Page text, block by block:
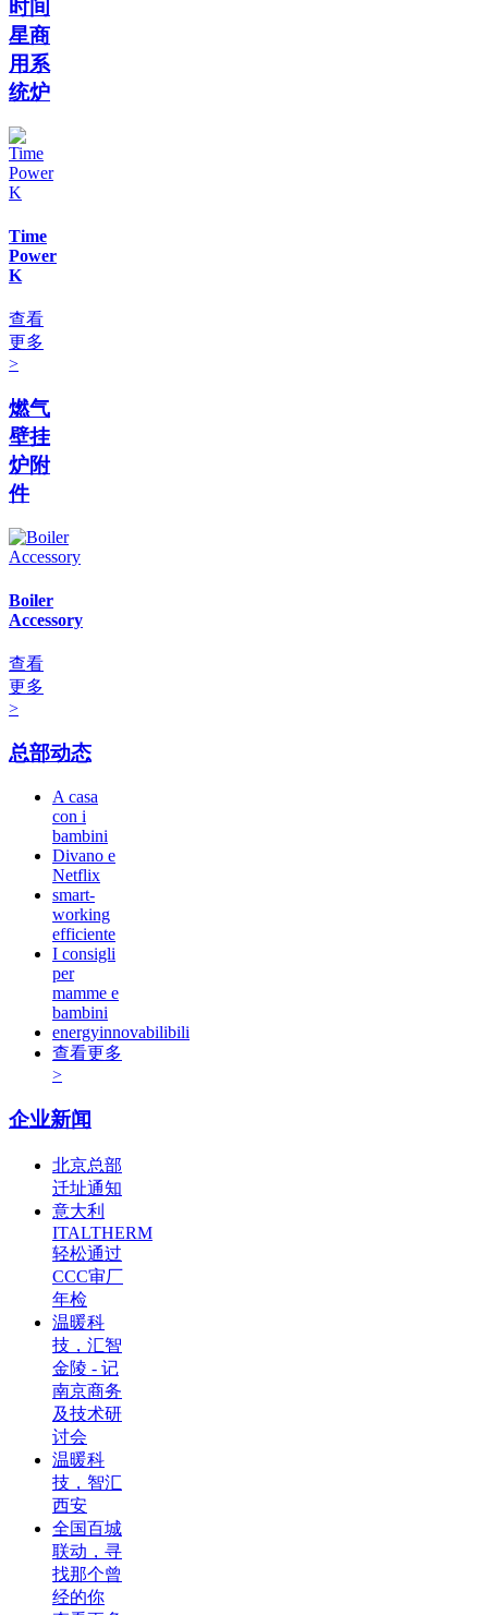
时间
星商
用系
统炉
Time
Power
K
查看
更多
>
燃气
壁挂
炉附
件
Boiler
Accessory
查看
更多
>
总部动态
A casa
con i
bambini
Divano e
Netflix
smart-
working
efficiente
I consigli
per
mamme e
bambini
energyinnovabilibili
查看更多
>
企业新闻
北京总部
迁址通知
意大利
ITALTHERM
轻松通过
CCC审厂
年检
温暖科
技，汇智
金陵 - 记
南京商务
及技术研
讨会
温暖科
技，智汇
西安
全国百城
联动，寻
找那个曾
经的你